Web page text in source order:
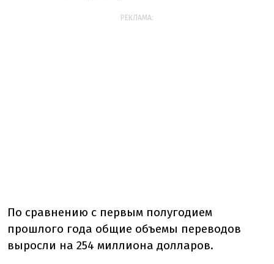
РЕКЛАМА:
По сравнению с первым полугодием
прошлого года общие объемы переводов
выросли на 254 миллиона долларов.